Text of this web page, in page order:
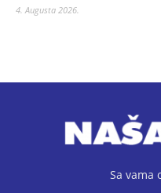
4. Augusta 2026.
Sa vama